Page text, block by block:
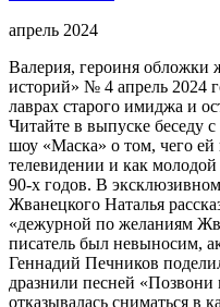
апрель 2024
Валерия, героиня обложки
историй» № 4 апрель 2024
лаврах старого имиджа и
Читайте в выпуске беседу
шоу «Маска» о том, чего ей
телевидении и как молодой
90-х годов. В
Жванецкого Наталья
«дежурной по желаниям
писатель был невыносим,
Геннадий Печников
дразнили песней
отказывалась сниматься в